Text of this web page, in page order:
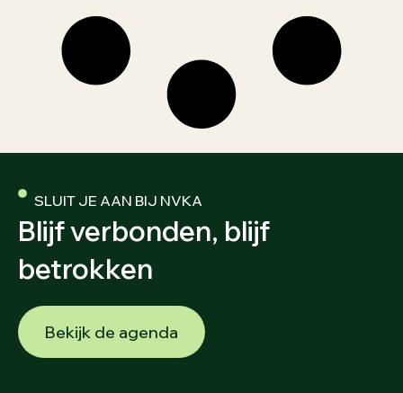
SLUIT JE AAN BIJ NVKA
Blijf verbonden, blijf
betrokken
Bekijk de agenda